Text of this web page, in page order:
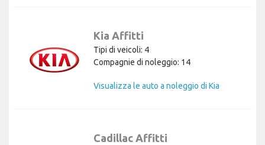
Kia Affitti
Tipi di veicoli: 4
Compagnie di noleggio: 14
Visualizza le auto a noleggio di Kia
Cadillac Affitti